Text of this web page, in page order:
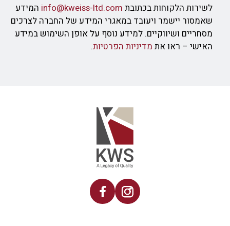
לשירות הלקוחות בכתובת info@kweiss-ltd.com המידע
שאמסור יישמר ויעובד במאגרי המידע של החברה לצרכים
מסחריים ושיווקיים. למידע נוסף על אופן השימוש במידע
האישי – ראו את מדיניות הפרטיות.